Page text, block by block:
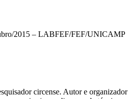
2015 – LABFEF/FEF/UNICAMP
circense. Autor e organizador